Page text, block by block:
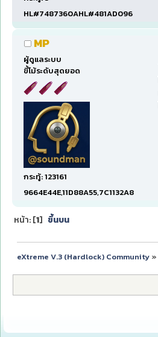
HL#7487360AHL#481AD096
MP
ผู้ดูแลระบบ
ขี้โม้ระดับสุดยอด
กระทู้: 123161
9664E44E,11D88A55,7C1132A8
หน้า: [1] ขึ้นบน
eXtreme V.3 (Hardlock) Community»